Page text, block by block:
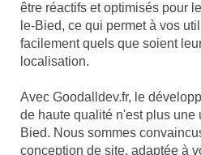
être réactifs et optimisés pour
le-Bied, ce qui permet à vos
facilement quels que soient
localisation.
Avec Goodalldev.fr, le
de haute qualité n'est plus une
Bied. Nous sommes
conception de site, adaptée à